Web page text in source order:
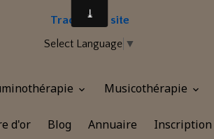
Traduire le site
Select Language ▼
Musicothérapie
d'or Blog Annuaire